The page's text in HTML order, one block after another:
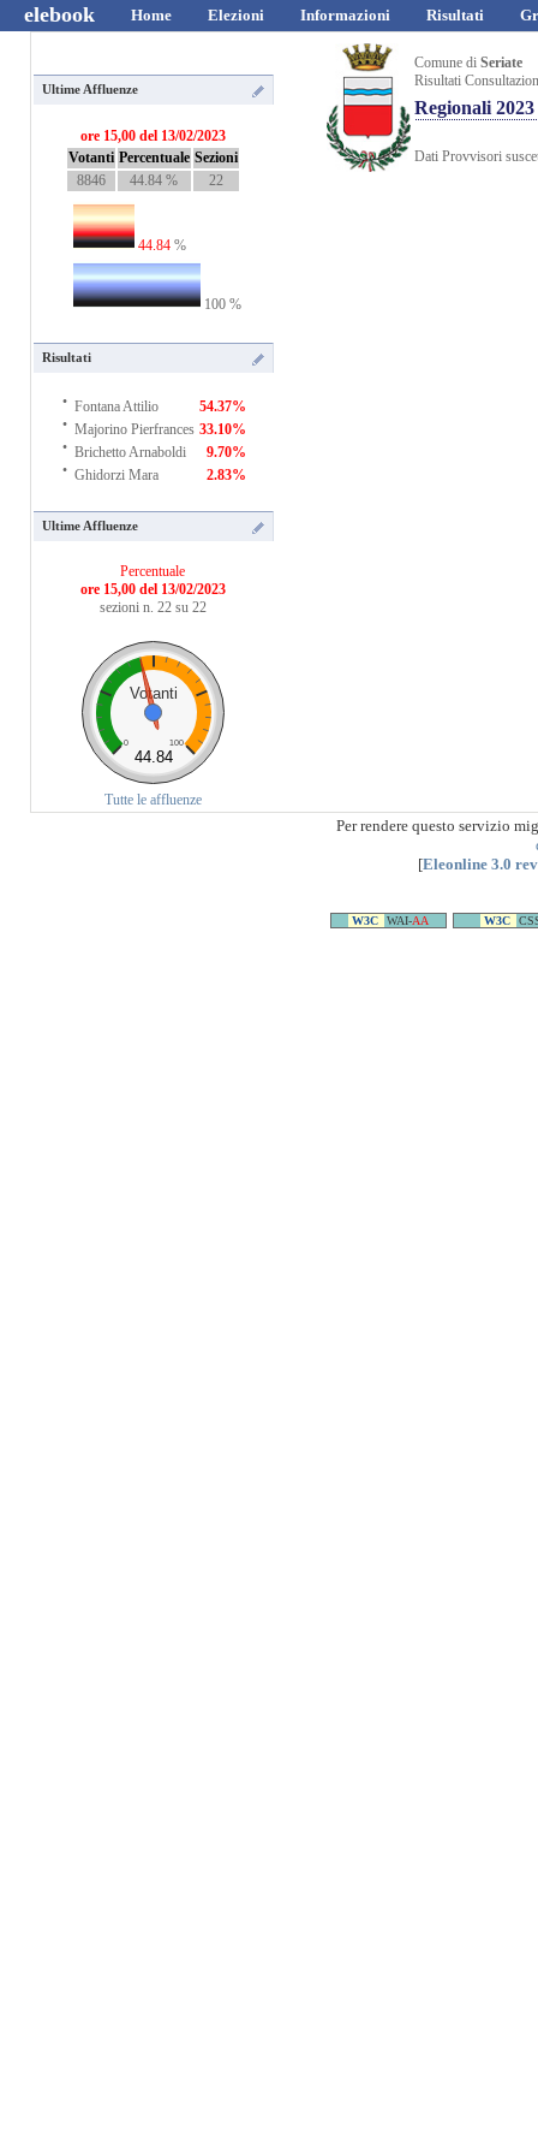
elebook Home Elezioni Informazioni Risultati
Ultime Affluenze
ore 15,00 del 13/02/2023
Votanti Percentuale Sezioni
8846
44.84 % 22
44.84%
100 %
Risultati
· Fontana Attilio 54.37%
· Majorino Pierfrances 33.10%
· Brichetto Arnaboldi 9.70%
· Ghidorzi Mara 2.83%
Ultime Affluenze
Percentuale
ore 15,00 del 13/02/2023
sezioni n. 22 su 22
Votanti
0 100
44.84
Tutte le affluenze
Comune diSeriate
Risultati
Regionali 2023
Dati Provvisori
Per rendere questo servizio
[Eleonline 3.0
W3C WAI-AA W3C